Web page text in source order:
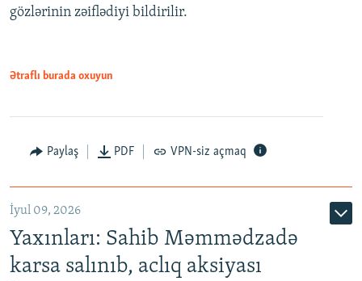
gözlərinin zəiflədiyi bildirilir.
Ətraflı burada oxuyun
Paylaş PDF VPN-siz açmaq
İyul 09, 2026
Yaxınları: Sahib Məmmədzadə
karsa salınıb, aclıq aksiyası